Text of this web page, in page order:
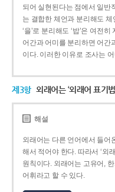
되어 실현된다는 점에서 일반
는 결합한 체언과 분리해도 체
‘을’로 분리해도 ‘밥’은 여전
어간과 어미를 분리하면 어간
이다. 이러한 이유로 조사는
제3항 외래어는 ‘외래어 표기
해설
외래어는 다른 언어에서 들어
해서 적어야 한다. 따라서 ‘외
원칙이다. 외래어는 고유어,
어휘라고 할 수 있다.